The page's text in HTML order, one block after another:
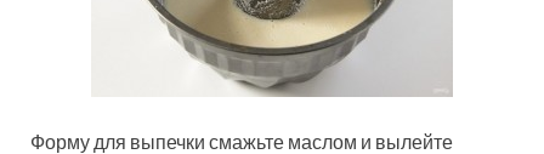
Форму для выпечки смажьте маслом и вылейте